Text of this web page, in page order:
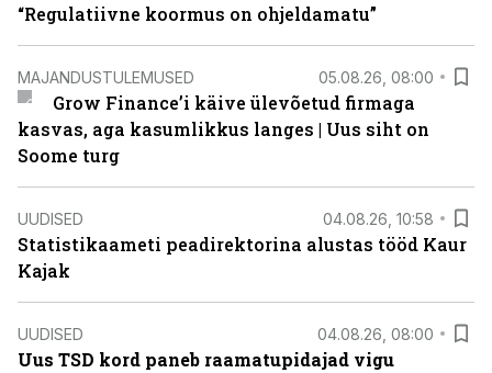
“Regulatiivne koormus on ohjeldamatu”
MAJANDUSTULEMUSED 05.08.26, 08:00
Grow Finance’i käive ülevõetud firmaga
kasvas, aga kasumlikkus langes | Uus siht on
Soome turg
UUDISED 04.08.26, 10:58
Statistikaameti peadirektorina alustas tööd Kaur
Kajak
UUDISED 04.08.26, 08:00
Uus TSD kord paneb raamatupidajad vigu